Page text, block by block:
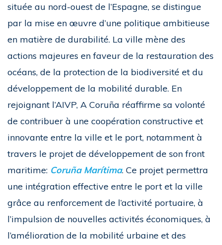
située au nord-ouest de l’Espagne, se distingue
par la mise en œuvre d’une politique ambitieuse
en matière de durabilité. La ville mène des
actions majeures en faveur de la restauration des
océans, de la protection de la biodiversité et du
développement de la mobilité durable. En
rejoignant l’AIVP, A Coruña réaffirme sa volonté
de contribuer à une coopération constructive et
innovante entre la ville et le port, notamment à
travers le projet de développement de son front
maritime: Coruña Marítima. Ce projet permettra
une intégration effective entre le port et la ville
grâce au renforcement de l’activité portuaire, à
l’impulsion de nouvelles activités économiques, à
l’amélioration de la mobilité urbaine et des